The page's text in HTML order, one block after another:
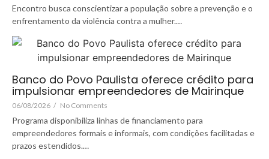
Encontro busca conscientizar a população sobre a prevenção e o
enfrentamento da violência contra a mulher.…
Banco do Povo Paulista oferece crédito para
impulsionar empreendedores de Mairinque
06/08/2026 / No Comments
Programa disponibiliza linhas de financiamento para
empreendedores formais e informais, com condições facilitadas e
prazos estendidos.…